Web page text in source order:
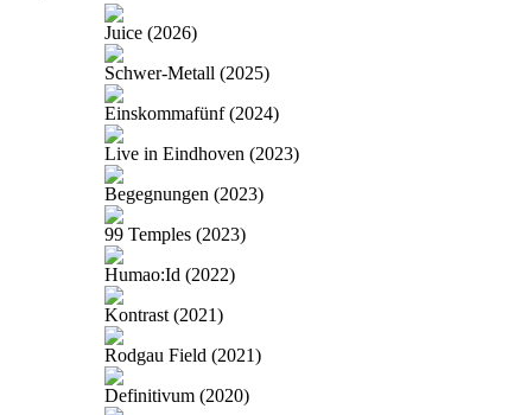
Juice (2026)
Schwer-Metall (2025)
Einskommafünf (2024)
Live in Eindhoven (2023)
Begegnungen (2023)
99 Temples (2023)
Humao:Id (2022)
Kontrast (2021)
Rodgau Field (2021)
Definitivum (2020)